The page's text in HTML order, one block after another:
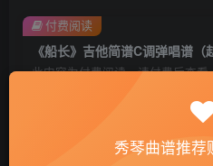
《船长》吉他简谱C调弹唱谱（
此内容为付费阅读，请付费后查看
会员
黄金会员免费
付费阅读
秀琴曲谱推荐